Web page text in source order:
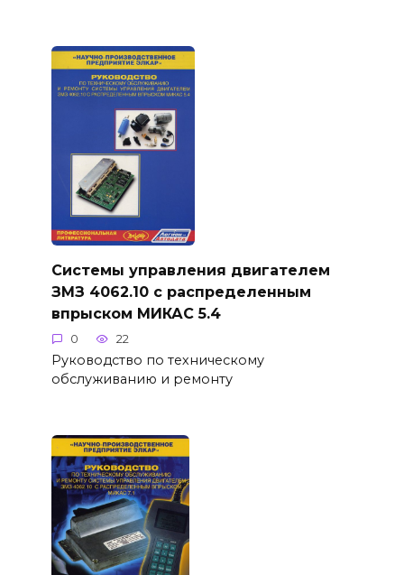
Системы управления двигателем
ЗМЗ 4062.10 с распределенным
впрыском МИКАС 5.4
0 22
Руководство по техническому
обслуживанию и ремонту